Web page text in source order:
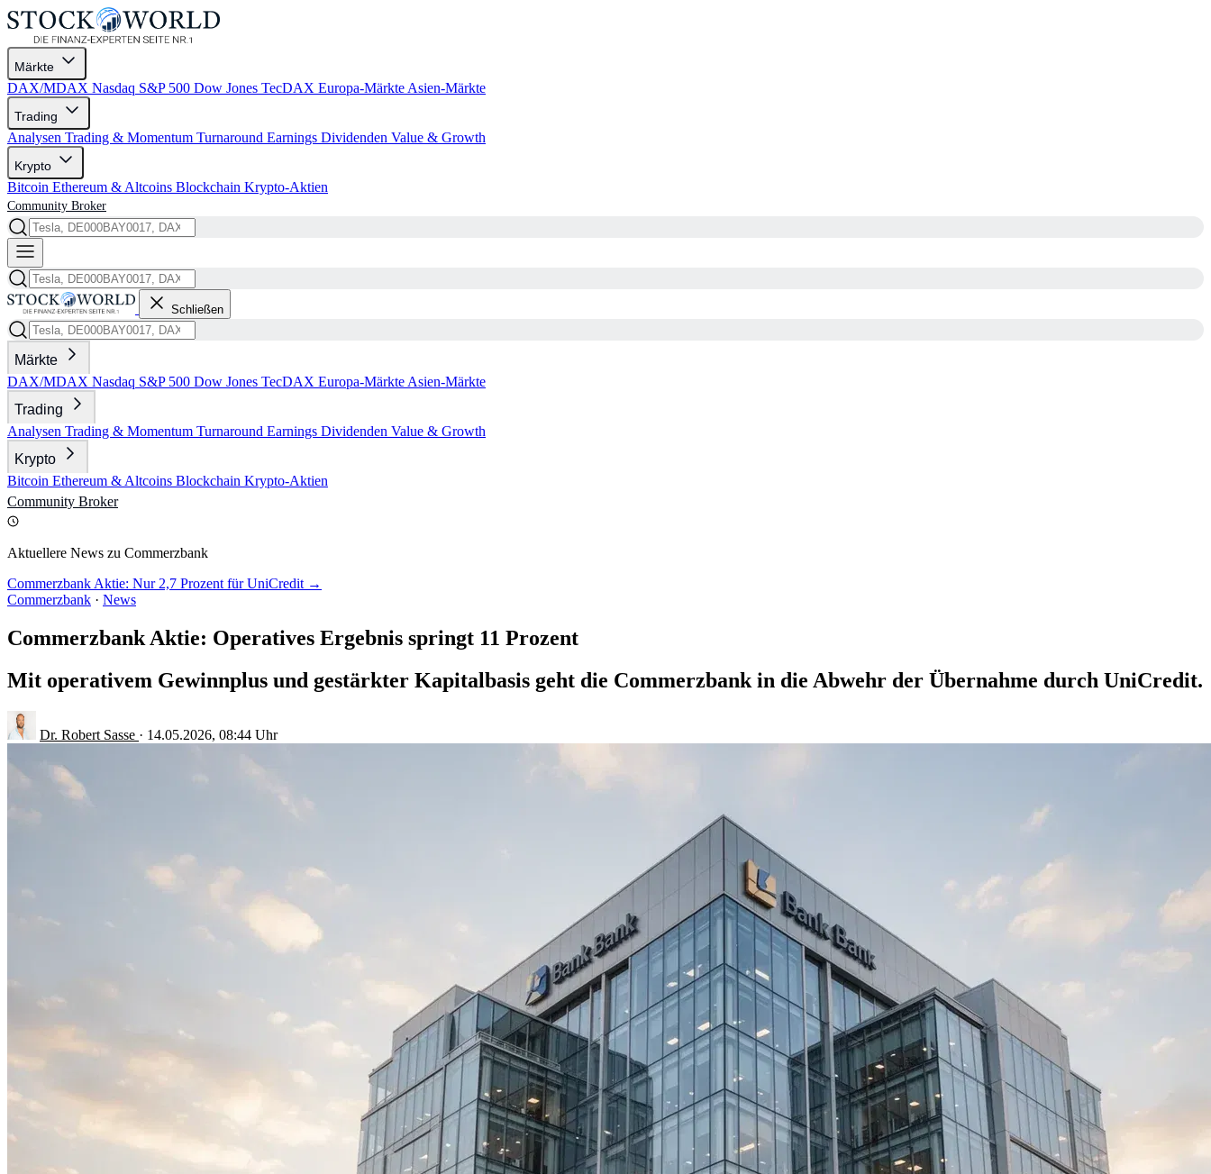
Märkte
DAX/MDAX Nasdaq S&P 500 Dow Jones TecDAX Europa-Märkte Asien-Märkte
Trading
Analysen Trading & Momentum Turnaround Earnings Dividenden Value & Growth
Krypto
Bitcoin Ethereum & Altcoins Blockchain Krypto-Aktien
Community Broker
Schließen
Märkte
DAX/MDAX Nasdaq S&P 500 Dow Jones TecDAX Europa-Märkte Asien-Märkte
Trading
Analysen Trading & Momentum Turnaround Earnings Dividenden Value & Growth
Krypto
Bitcoin Ethereum & Altcoins Blockchain Krypto-Aktien
Community Broker
Aktuellere News zu Commerzbank
Commerzbank Aktie: Nur 2,7 Prozent für UniCredit →
Commerzbank · News
Commerzbank Aktie: Operatives Ergebnis springt 11 Prozent
Mit operativem Gewinnplus und gestärkter Kapitalbasis geht die Commerzbank in die Abwehr der Übernahme durch UniCredit.
Dr. Robert Sasse · 14.05.2026, 08:44 Uhr